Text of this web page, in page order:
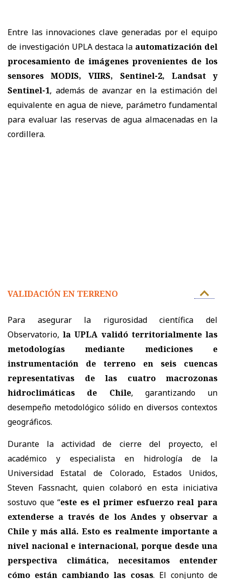
Entre las innovaciones clave generadas por el equipo
de investigación UPLA destaca la automatización del
procesamiento de imágenes provenientes de los
sensores MODIS, VIIRS, Sentinel-2, Landsat y
Sentinel-1, además de avanzar en la estimación del
equivalente en agua de nieve, parámetro fundamental
para evaluar las reservas de agua almacenadas en la
cordillera.
VALIDACIÓN EN TERRENO
Para asegurar la rigurosidad científica del
Observatorio, la UPLA validó territorialmente las
metodologías mediante mediciones e
instrumentación de terreno en seis cuencas
representativas de las cuatro macrozonas
hidroclimáticas de Chile, garantizando un
desempeño metodológico sólido en diversos contextos
geográficos.
Durante la actividad de cierre del proyecto, el
académico y especialista en hidrología de la
Universidad Estatal de Colorado, Estados Unidos,
Steven Fassnacht, quien colaboró en esta iniciativa
sostuvo que “este es el primer esfuerzo real para
extenderse a través de los Andes y observar a
Chile y más allá. Esto es realmente importante a
nivel nacional e internacional, porque desde una
perspectiva climática, necesitamos entender
cómo están cambiando las cosas. El conjunto de